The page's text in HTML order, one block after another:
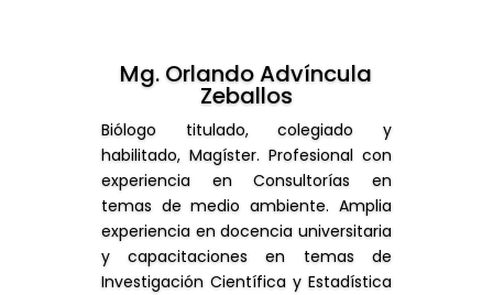
Mg. Orlando Advíncula
Zeballos
Biólogo titulado, colegiado y
habilitado, Magíster. Profesional con
experiencia en Consultorías en
temas de medio ambiente. Amplia
experiencia en docencia universitaria
y capacitaciones en temas de
Investigación Científica y Estadística